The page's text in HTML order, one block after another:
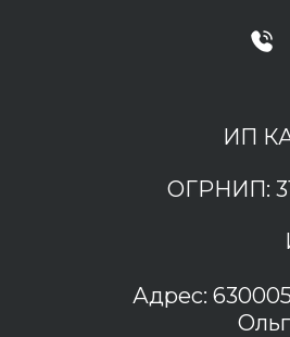
ИП
ОГРНИП:
Адрес: